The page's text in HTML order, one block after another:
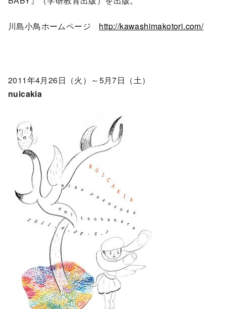
川島小鳥ホームページ http://kawashimakotori.com/
2011年4月26日（火）～5月7日（土）
nuicakia